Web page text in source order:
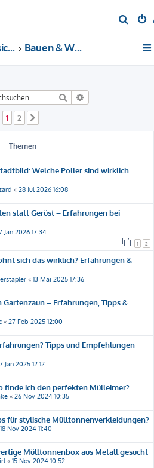
u
Foren-Übersicht Bauen & Wohnen
Suche
1 2
Themen
Welche Poller sind wirklich
« 28 Jul 2026 16:08
statt Gerüst – Erfahrungen bei
Jan 2026 17:34
1 2
sich das wirklich? Erfahrungen &
« 13 Mai 2025 17:36
– Erfahrungen, Tipps &
« 27 Feb 2025 12:00
Tipps und Empfehlungen
Jan 2025 12:12
finde ich den perfekten Mülleimer?
« 26 Nov 2024 10:35
für stylische Mülltonnenverkleidungen?
18 Nov 2024 11:40
Mülltonnenbox aus Metall gesucht
« 15 Nov 2024 10:52